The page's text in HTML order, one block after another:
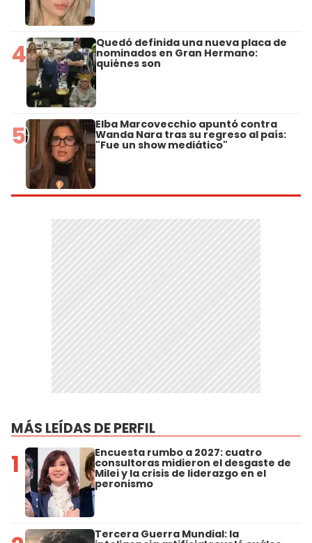
4 Quedó definida una nueva placa de
nominados en Gran Hermano:
quiénes son
5 Elba Marcovecchio apuntó contra
Wanda Nara tras su regreso al país:
"Fue un show mediático"
MÁS LEÍDAS DE PERFIL
1 Encuesta rumbo a 2027: cuatro
consultoras midieron el desgaste de
Milei y la crisis de liderazgo en el
peronismo
Tercera Guerra Mundial: la